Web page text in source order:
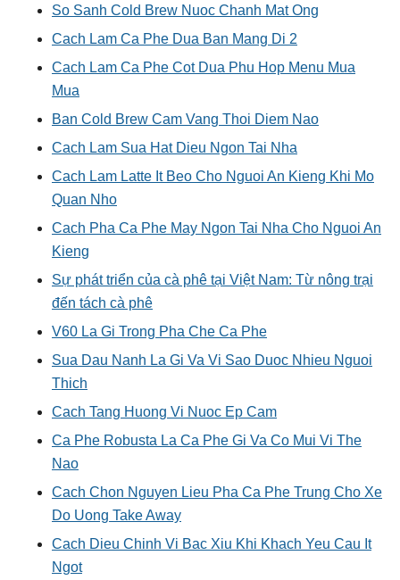
So Sanh Cold Brew Nuoc Chanh Mat Ong
Cach Lam Ca Phe Dua Ban Mang Di 2
Cach Lam Ca Phe Cot Dua Phu Hop Menu Mua
Mua
Ban Cold Brew Cam Vang Thoi Diem Nao
Cach Lam Sua Hat Dieu Ngon Tai Nha
Cach Lam Latte It Beo Cho Nguoi An Kieng Khi Mo
Quan Nho
Cach Pha Ca Phe May Ngon Tai Nha Cho Nguoi An
Kieng
Sự phát triển của cà phê tại Việt Nam: Từ nông trại
đến tách cà phê
V60 La Gi Trong Pha Che Ca Phe
Sua Dau Nanh La Gi Va Vi Sao Duoc Nhieu Nguoi
Thich
Cach Tang Huong Vi Nuoc Ep Cam
Ca Phe Robusta La Ca Phe Gi Va Co Mui Vi The
Nao
Cach Chon Nguyen Lieu Pha Ca Phe Trung Cho Xe
Do Uong Take Away
Cach Dieu Chinh Vi Bac Xiu Khi Khach Yeu Cau It
Ngot